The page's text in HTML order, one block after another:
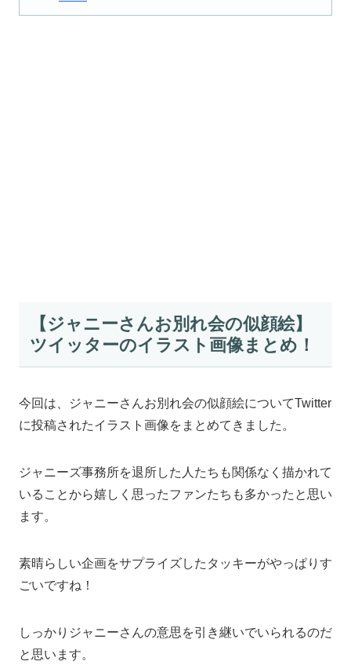
【ジャニーさんお別れ会の似顔絵】
ツイッターのイラスト画像まとめ！
今回は、ジャニーさんお別れ会の似顔絵についてTwitter
に投稿されたイラスト画像をまとめてきました。
ジャニーズ事務所を退所した人たちも関係なく描かれて
いることから嬉しく思ったファンたちも多かったと思い
ます。
素晴らしい企画をサプライズしたタッキーがやっぱりす
ごいですね！
しっかりジャニーさんの意思を引き継いでいられるのだ
と思います。